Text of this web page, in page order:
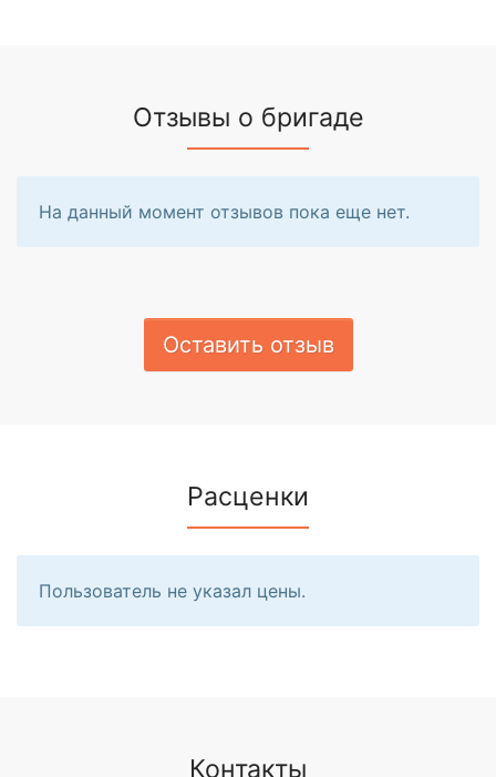
Отзывы о бригаде
На данный момент отзывов пока еще нет.
Оставить отзыв
Расценки
Пользователь не указал цены.
Контакты